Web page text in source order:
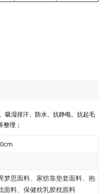
吸湿排汗、防水、抗静电、抗起毛
理；
梦思面料、家纺靠垫套面料、抱
面料、保健枕乳胶枕面料